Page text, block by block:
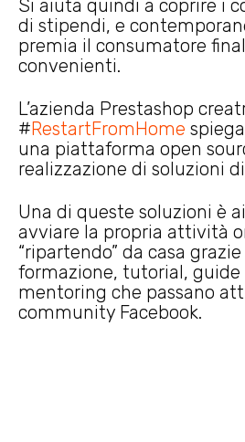
Si aiuta quindi a coprire i
di stipendi, e
premia il consumatore
convenienti.
L’azienda Prestashop
#RestartFromHome
una piattaforma open
realizzazione di soluzioni
Una di queste soluzioni è
avviare la propria attività
“ripartendo” da casa
formazione, tutorial, guide
mentoring che passano
community Facebook.